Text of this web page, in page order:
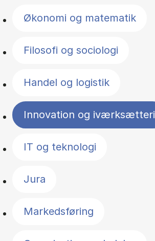
Økonomi og matematik
Filosofi og sociologi
Handel og logistik
Innovation og iværksætteri
IT og teknologi
Jura
Markedsføring